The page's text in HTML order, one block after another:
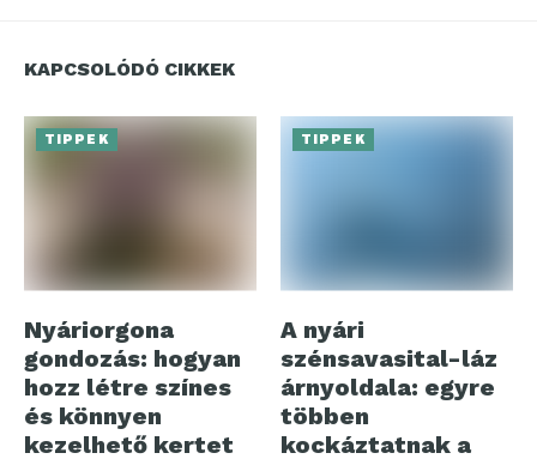
KAPCSOLÓDÓ CIKKEK
TIPPEK
Nyáriorgona
gondozás: hogyan
hozz létre színes
és könnyen
kezelhető kertet
TIPPEK
A nyári
szénsavasital-láz
árnyoldala: egyre
többen
kockáztatnak a